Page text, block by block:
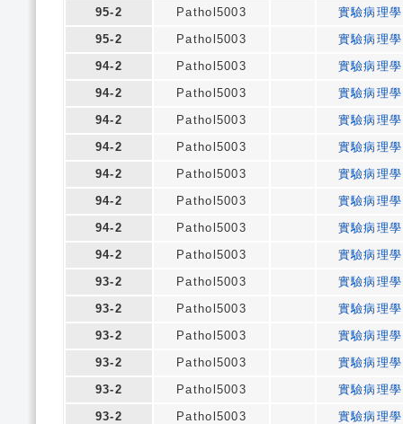
95-2
Pathol5003
實驗病理學
95-2
Pathol5003
實驗病理學
94-2
Pathol5003
實驗病理學
94-2
Pathol5003
實驗病理學
94-2
Pathol5003
實驗病理學
94-2
Pathol5003
實驗病理學
94-2
Pathol5003
實驗病理學
94-2
Pathol5003
實驗病理學
94-2
Pathol5003
實驗病理學
94-2
Pathol5003
實驗病理學
93-2
Pathol5003
實驗病理學
93-2
Pathol5003
實驗病理學
93-2
Pathol5003
實驗病理學
93-2
Pathol5003
實驗病理學
93-2
Pathol5003
實驗病理學
93-2
Pathol5003
實驗病理學